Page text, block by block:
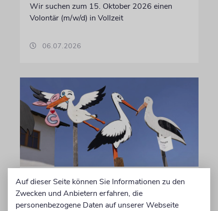
Wir suchen zum 15. Oktober 2026 einen
Volontär (m/w/d) in Vollzeit
06.07.2026
STATISTIK
Diese hebräischen
Auf dieser Seite können Sie Informationen zu den
Zwecken und Anbietern erfahren, die
personenbezogene Daten auf unserer Webseite